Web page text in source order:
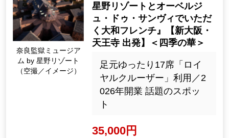
奈良監獄ミュージア
ム by 星野リゾート
（空撮／イメージ）
星野リゾートとオーベルジ
ュ・ドゥ・サンヴィでいただ
く大和フレンチ』【新大阪・
天王寺 出発】＜四季の華＞
足元ゆったり17席「ロイ
ヤルクルーザー」利用／2
026年開業 話題のスポッ
ト
35,000円